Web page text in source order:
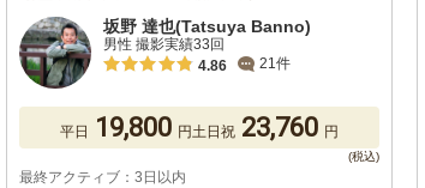
坂野 達也(Tatsuya Banno)
男性 撮影実績33回
4.86
21件
平日 19,800 円土日祝 23,760 円
最終アクティブ：3日以内